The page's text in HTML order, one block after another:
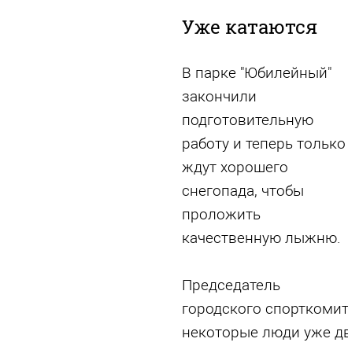
Уже катаются
В парке "Юбилейный"
закончили
подготовительную
работу и теперь только
ждут хорошего
снегопада, чтобы
проложить
качественную лыжню.
Председатель
городского
некоторые люди уже